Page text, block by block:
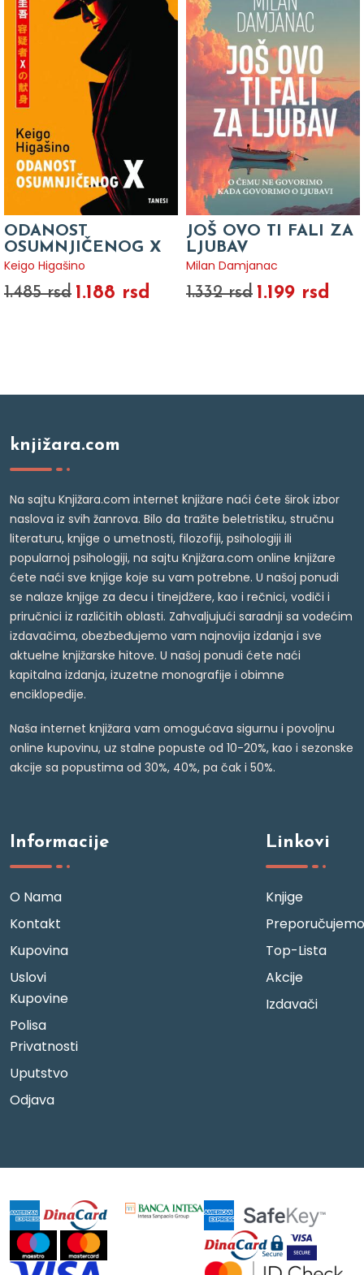
ODANOST
OSUMNJIČENOG X
Keigo Higašino
1.485 rsd 1.188 rsd
JOŠ OVO TI FALI ZA
LJUBAV
Milan Damjanac
1.332 rsd 1.199 rsd
knjižara.com
Na sajtu Knjižara.com internet knjižare naći ćete širok izbor
naslova iz svih žanrova. Bilo da tražite beletristiku, stručnu
literaturu, knjige o umetnosti, filozofiji, psihologiji ili
popularnoj psihologiji, na sajtu Knjižara.com online knjižare
ćete naći sve knjige koje su vam potrebne. U našoj ponudi
se nalaze knjige za decu i tinejdžere, kao i rečnici, vodiči i
priručnici iz različitih oblasti. Zahvaljujući saradnji sa vodećim
izdavačima, obezbeđujemo vam najnovija izdanja i sve
aktuelne knjižarske hitove. U našoj ponudi ćete naći
kapitalna izdanja, izuzetne monografije i obimne
enciklopedije.
Naša internet knjižara vam omogućava sigurnu i povoljnu
online kupovinu, uz stalne popuste od 10-20%, kao i sezonske
akcije sa popustima od 30%, 40%, pa čak i 50%.
Informacije
O Nama
Kontakt
Kupovina
Uslovi
Kupovine
Polisa
Privatnosti
Uputstvo
Odjava
Linkovi
Knjige
Preporučujemo
Top-Lista
Akcije
Izdavači